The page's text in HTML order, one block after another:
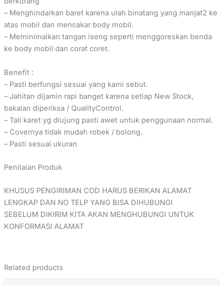
– Menghindarkan baret karena ulah binatang yang manjat2 ke
atas mobil dan mencakar body mobil.
– Meminimalkan tangan iseng seperti menggoreskan benda
ke body mobil dan corat coret.
Benefit :
– Pasti berfungsi sesuai yang kami sebut.
– Jahitan dijamin rapi banget karena setiap New Stock,
bakalan diperiksa / QualityControl.
– Tali karet yg diujung pasti awet untuk penggunaan normal.
– Covernya tidak mudah robek / bolong.
– Pasti sesuai ukuran
Penilaian Produk
KHUSUS PENGIRIMAN COD HARUS BERIKAN ALAMAT
LENGKAP DAN NO TELP YANG BISA DIHUBUNGI
SEBELUM DIKIRIM KITA AKAN MENGHUBUNGI UNTUK
KONFORMASI ALAMAT
Related products